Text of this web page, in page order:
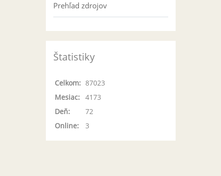
Prehľad zdrojov
Štatistiky
Online: 3
Celkom: 87023
Mesiac:
4173
Deň:
72